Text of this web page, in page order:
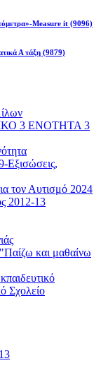
Measure it (9096)
Α τάξη (9879)
3 ΕΝΟΤΗΤΑ 3
Εξισώσεις,
τον Αυτισμό 2024
2012-13
και μαθαίνω
Σχολείο